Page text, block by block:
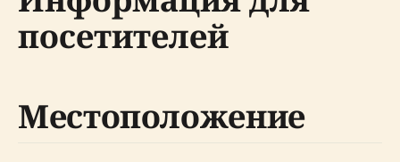
посетителей
Местоположение